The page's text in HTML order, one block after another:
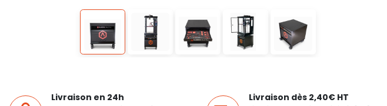
Livraison en 24h
Livraison dès 2,40€ HT